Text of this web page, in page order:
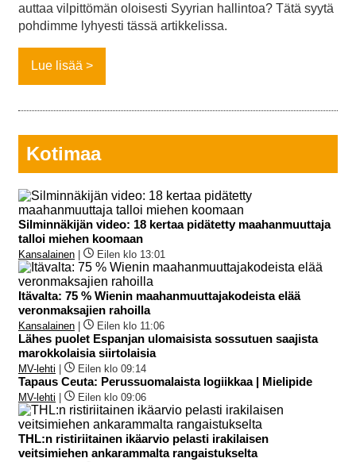
auttaa vilpittömän oloisesti Syyrian hallintoa? Tätä syytä
pohdimme lyhyesti tässä artikkelissa.
Lue lisää
Kotimaa
Silminnäkijän video: 18 kertaa pidätetty maahanmuuttaja
talloi miehen koomaan
Kansalainen Eilen klo 13:01
Itävalta: 75 % Wienin maahanmuuttajakodeista elää
veronmaksajien rahoilla
Kansalainen Eilen klo 11:06
Lähes puolet Espanjan ulomaisista sossutuen saajista
marokkolaisia siirtolaisia
MV-lehti Eilen klo 09:14
Tapaus Ceuta: Perussuomalaista logiikkaa | Mielipide
MV-lehti Eilen klo 09:06
THL:n ristiriitainen ikäarvio pelasti irakilaisen
veitsimiehen ankarammalta rangaistukselta